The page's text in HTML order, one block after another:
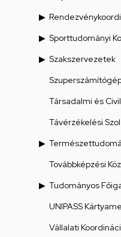
Sporttudományi
Szakszervezetek
Társadalmi és
Távérzékelési
Továbbképzési
Tudományos
UNIPASS
Vállalati